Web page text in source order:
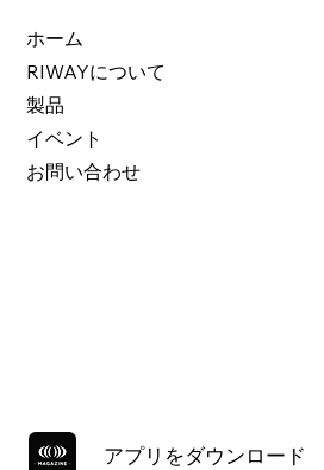
ホーム
RIWAYについて
製品
イベント
お問い合わせ
アプリをダウンロード